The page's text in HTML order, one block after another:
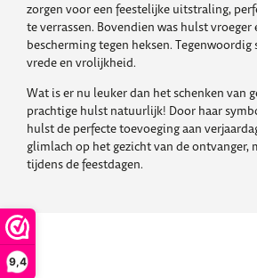
9,4
zorgen voor een feestelijke uitstraling,
te verrassen. Bovendien was hulst
bescherming tegen heksen.
vrede en vrolijkheid.
Wat is er nu leuker dan het schenken van
prachtige hulst natuurlijk! Door haar
hulst de perfecte toevoeging aan
glimlach op het gezicht van de ontvanger,
tijdens de feestdagen.